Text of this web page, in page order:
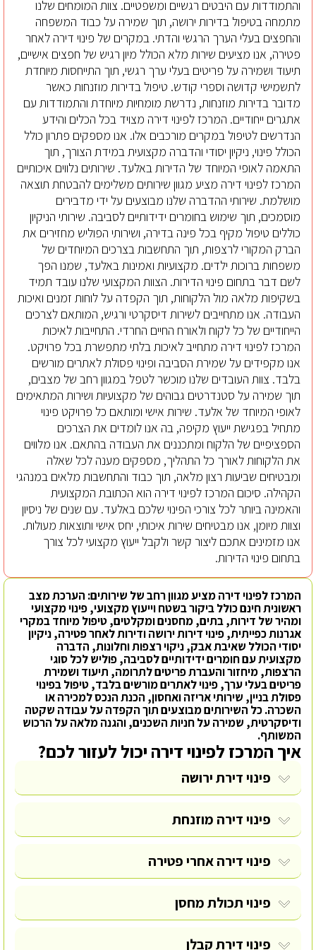
והתמודדות עם היבטים רגשיים ומשפטיים. צוות המומחים שלנו
מתמחה בטיפול בדירות ירושה, תוך שמירה על כבוד המשפחה
והחפצים בעלי הערך הרגשי והדתי. במקרים של פינוי דירה לאחר
פטירה, אנו מציעים שירות מלא הכולל מיון רגיש של חפצים אישיים,
תיעוד ושמירה על פריטים בעלי ערך רגשי, תוך התייחסות מיוחדת
לתשמישי קדושה וספרי קודש. טיפול בדירות מוזנחות כאשר
מדובר בדירות מוזנחות, נדרשת מומחיות מיוחדת והתמודדות עם
אתגרים ייחודיים. המרכז לפינוי דירה מצויד בכל הכלים והידע
הנדרשים לטיפול במקרים מורכבים אלו. אנו מספקים פתרון כולל
הכולל פינוי, ניקיון יסודי והדברה מקצועית במידת הצורך, תוך
התאמה לאופי המיוחד של הדירות באלעד. שירותים נלווים איכותיים
המרכז לפינוי דירה מציע מגוון שירותים משלימים להבטחת תוצאה
מושלמת. שירותי ההדברה שלנו מבוצעים על ידי מדבירים
מוסמכים, תוך שימוש בחומרים ידידותיים לסביבה. שירותי הניקיון
כוללים טיפול מקיף בכל פינה בדירה, ושירותי הפוליש מחזירים את
הברק המקורי לרצפות, תוך התחשבות בצרכים המיוחדים של
משפחות ברוכות ילדים. מקצועיות ואמינות באלעד, שמנו הפך
לשם דבר בתחום פינוי הדירות. הצוות המקצועי שלנו עובד תמיד
בשקיפות מלאה מול הלקוחות, תוך הקפדה על לוחות זמנים ואיכות
העבודה. אנו מתחייבים לשירות דיסקרטי ורגיש, המותאם לצרכים
הייחודיים של כל לקוח ולאורח החיים החרדי. התחייבות לאיכות
המרכז לפינוי דירה מתחייב לאיכות בלתי מתפשרת בכל פרויקט.
אנו מקפידים על שמירת הסביבה ופינוי פסולת לאתרים מורשים
בלבד. צוות העובדים שלנו מוכשר לטפל במגוון רחב של מצבים,
תוך שמירה על סטנדרטים גבוהים של מקצועיות ושירות המתאימים
לאופי המיוחד של אלעד. שירות אישי ומותאם כל פרויקט פינוי
מתחיל בפגישת ייעוץ מקיפה, בה אנו לומדים את הצרכים
הספציפיים של הלקוח ומתכננים את העבודה בהתאם. אנו מלווים
את הלקוחות לאורך כל התהליך, מספקים מענה לכל שאלה
ומבטיחים שביעות רצון מלאה, תוך כבוד והתחשבות מלאים במנהגי
הקהילה. סיכום המרכז לפינוי דירה הוא הכתובת המקצועית
והאמינה ביותר לכל צורכי הפינוי שלכם באלעד. עם שנים של ניסיון
וצוות מיומן, אנו מבטיחים שירות איכותי, יחס אישי ותוצאות מעולות.
אנו מזמינים אתכם ליצור קשר ולקבל ייעוץ מקצועי לכל צורך
בתחום פינוי הדירות.
המרכז לפינוי דירה מציע מגוון רחב של שירותים: הערכת מצב
ראשונית חינם כולל ביקור בשטח וייעוץ מקצועי, פינוי מקצועי
ומהיר של דירות, בתים, מחסנים ומקלטים, טיפול מיוחד במקרי
אגרנות כפייתית, פינוי דירות ירושה ודירות לאחר פטירה, ניקיון
יסודי הכולל שאיבת אבק, ניקוי רצפות וחלונות, הדברה
מקצועית עם חומרים ידידותיים לסביבה, פוליש לכל סוגי
הרצפות, מיחזור והעברת פריטים לתרומה, תיעוד ושמירת
פריטים בעלי ערך, פינוי לאתרים מורשים בלבד, טיפול בפינוי
פסולת בניין, שירותי אריזה ואחסון, הכנת הנכס למכירה או
השכרה. כל השירותים מבוצעים תוך הקפדה על עבודה שקטה
ודיסקרטית, שמירה על חניות השכנים, והגנה מלאה על הרכוש
המשותף.
איך המרכז לפינוי דירה יכול לעזור לכם?
פינוי דירת ירושה
פינוי דירה מוזנחת
פינוי דירה אחרי פטירה
פינוי תכולת מחסן
פינוי דירת קבלן